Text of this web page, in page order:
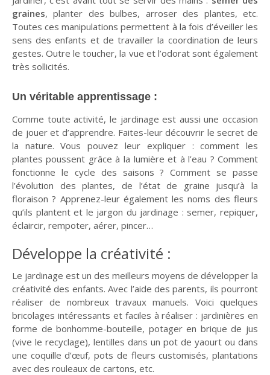
graines, planter des bulbes, arroser des plantes, etc.
Toutes ces manipulations permettent à la fois d’éveiller les
sens des enfants et de travailler la coordination de leurs
gestes. Outre le toucher, la vue et l’odorat sont également
très sollicités.
Un véritable apprentissage :
Comme toute activité, le jardinage est aussi une occasion
de jouer et d’apprendre. Faites-leur découvrir le secret de
la nature. Vous pouvez leur expliquer : comment les
plantes poussent grâce à la lumière et à l’eau ? Comment
fonctionne le cycle des saisons ? Comment se passe
l’évolution des plantes, de l’état de graine jusqu’à la
floraison ? Apprenez-leur également les noms des fleurs
qu’ils plantent et le jargon du jardinage : semer, repiquer,
éclaircir, rempoter, aérer, pincer…
Développe la créativité :
Le jardinage est un des meilleurs moyens de développer la
créativité des enfants. Avec l’aide des parents, ils pourront
réaliser de nombreux travaux manuels. Voici quelques
bricolages intéressants et faciles à réaliser : jardinières en
forme de bonhomme-bouteille, potager en brique de jus
(vive le recyclage), lentilles dans un pot de yaourt ou dans
une coquille d’œuf, pots de fleurs customisés, plantations
avec des rouleaux de cartons, etc.